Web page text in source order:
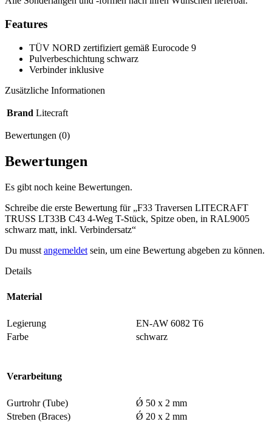
Features
TÜV NORD zertifiziert gemäß Eurocode 9
Pulverbeschichtung schwarz
Verbinder inklusive
Zusätzliche Informationen
Brand Litecraft
Bewertungen (0)
Bewertungen
Es gibt noch keine Bewertungen.
Schreibe die erste Bewertung für „F33 Traversen LITECRAFT
TRUSS LT33B C43 4-Weg T-Stück, Spitze oben, in RAL9005
schwarz matt, inkl. Verbindersatz“
Du musst angemeldet sein, um eine Bewertung abgeben zu können.
Details
Material
Legierung
EN-AW 6082 T6
Farbe
schwarz
Verarbeitung
Gurtrohr (Tube)
Ǿ 50 x 2 mm
Streben (Braces)
Ǿ 20 x 2 mm